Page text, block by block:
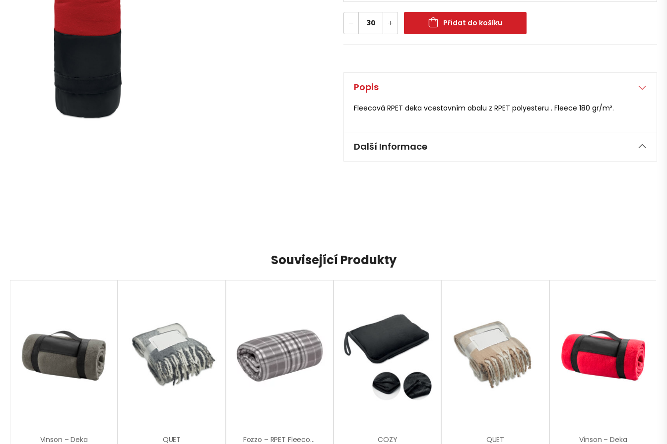
Přidat do košíku
Popis
Fleecová RPET deka vcestovním obalu z RPET polyesteru . Fleece 180 gr/m².
Další Informace
Související Produkty
Vinson – Deka QUET Fozzo – RPET Fleecová Deka COZY QUET Vinson – Deka